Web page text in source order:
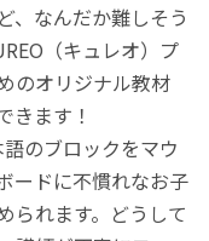
、なんだか難しそう
（キュレオ）プ
のオリジナル教材
きます！
のブロックをマウ
ードに不慣れなお子
られます。どうして